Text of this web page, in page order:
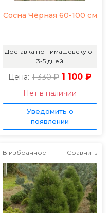
Сосна Чёрная 60-100 см
Доставка по Тимашевску от
3-5 дней
Цена: 1 330 ₽ 1 100 ₽
Нет в наличии
Уведомить о
появлении
В избранное Сравнить